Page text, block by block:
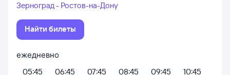
Зерноград - Ростов-на-Дону
Найти билеты
ежедневно
05:45
06:45 07:45 08:45 09:45
10:45